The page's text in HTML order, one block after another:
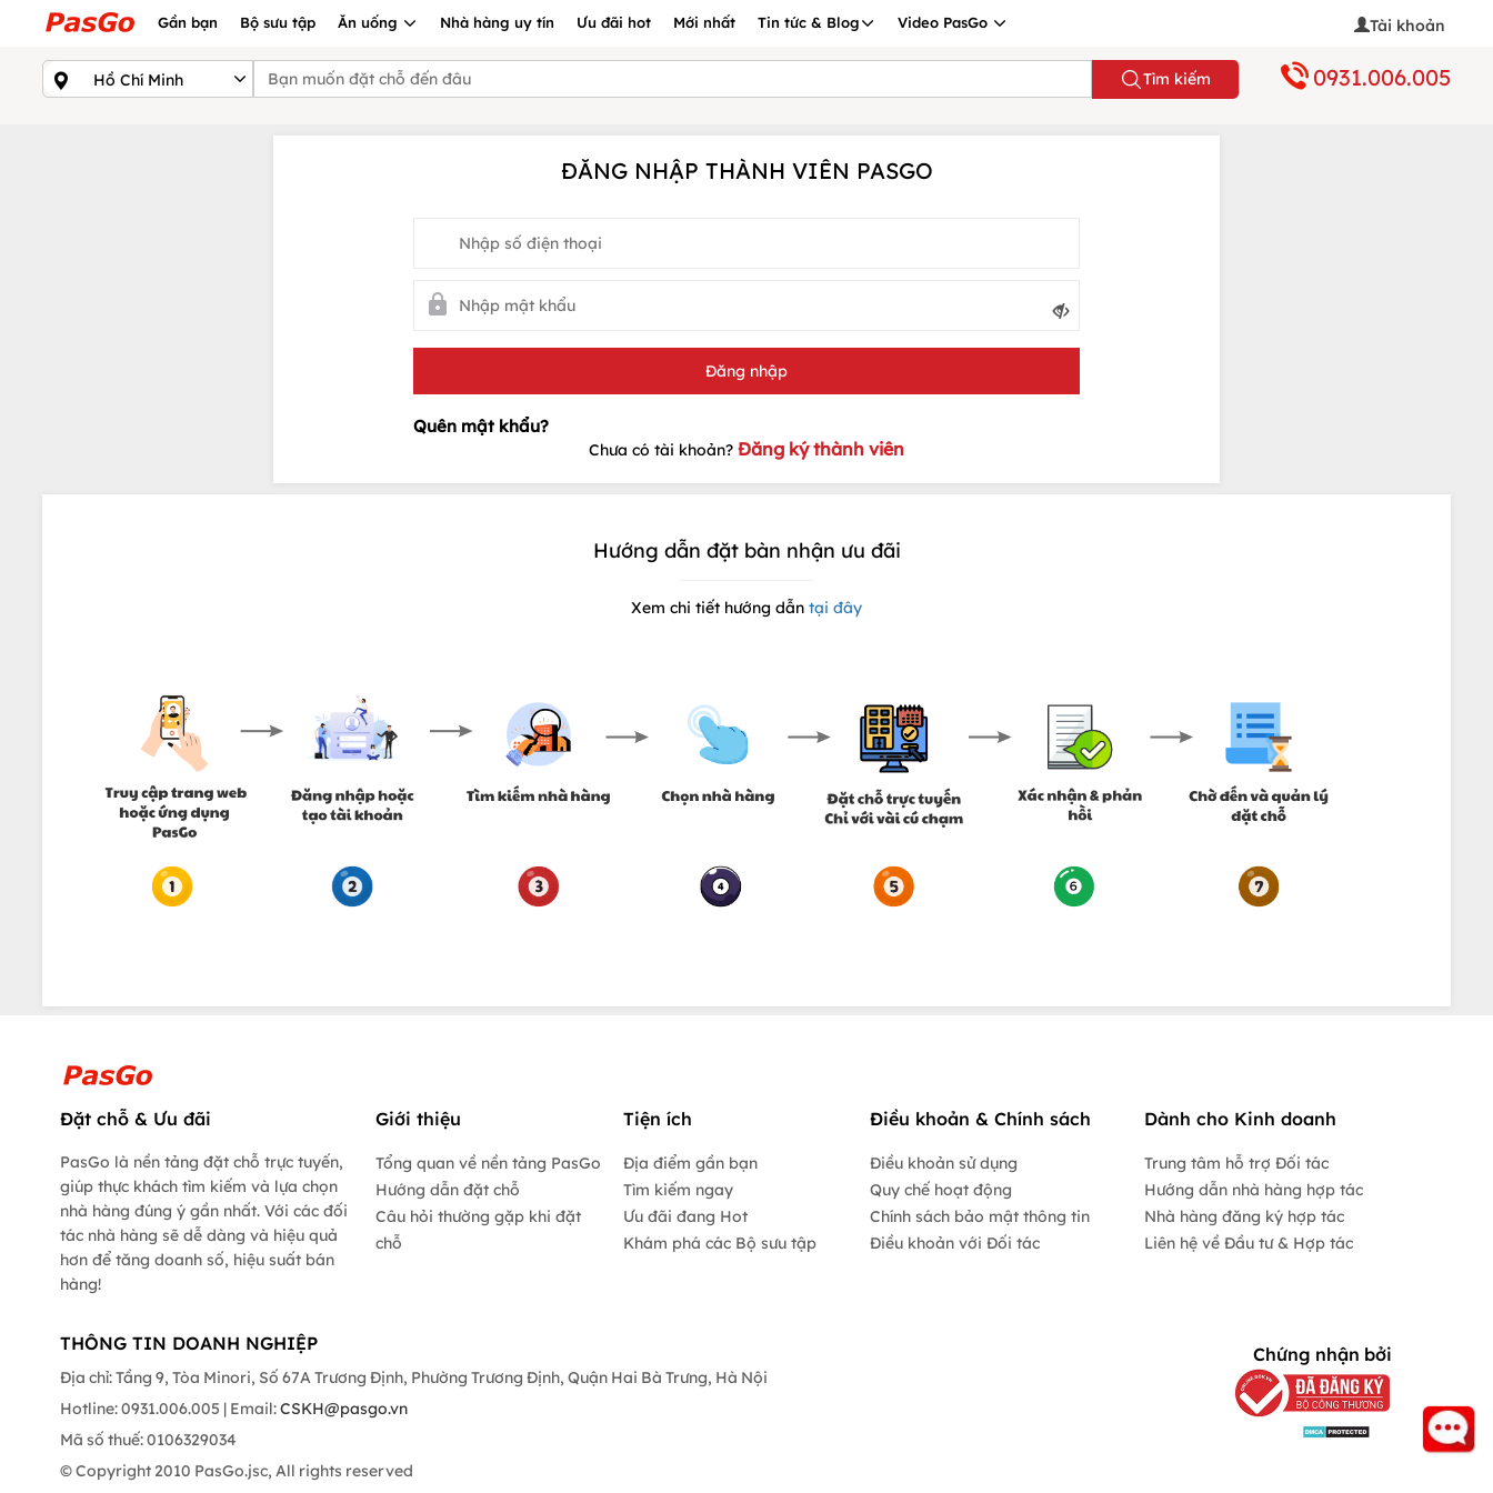
Gần bạn Bộ sưu tập Ăn uống Nhà hàng uy tín Ưu đãi hot Mới nhất Tin tức & Blog Video PasGo Tài khoản
Tìm kiếm 0931.006.005
ĐĂNG NHẬP THÀNH VIÊN PASGO
Chưa có tài khoản? Đăng ký thành viên
Hướng dẫn đặt bàn nhận ưu đãi
Xem chi tiết hướng dẫn tại đây
Đặt chỗ & Ưu đãi
PasGo là nền tảng đặt chỗ trực tuyến,
giúp thực khách tìm kiếm và lựa chọn
nhà hàng đúng ý gần nhất. Với các đối
tác nhà hàng sẽ dễ dàng và hiệu quả
hơn để tăng doanh số, hiệu suất bán
hàng!
Giới thiệu
Tổng quan về nền tảng PasGo
Hướng dẫn đặt chỗ
Câu hỏi thường gặp khi đặt
chỗ
Tiện ích
Địa điểm gần bạn
Tìm kiếm ngay
Ưu đãi đang Hot
Khám phá các Bộ sưu tập
Điều khoản & Chính sách
Điều khoản sử dụng
Quy chế hoạt động
Chính sách bảo mật thông tin
Điều khoản với Đối tác
Dành cho Kinh doanh
Trung tâm hỗ trợ Đối tác
Hướng dẫn nhà hàng hợp tác
Nhà hàng đăng ký hợp tác
Liên hệ về Đầu tư & Hợp tác
THÔNG TIN DOANH NGHIỆP
Địa chỉ: Tầng 9, Tòa Minori, Số 67A Trương Định, Phường Trương Định, Quận Hai Bà Trưng, Hà Nội
Hotline: 0931.006.005 | Email:CSKH@pasgo.vn
Mã số thuế: 0106329034
© Copyright 2010 PasGo.jsc, All rights reserved
Chứng nhận bởi